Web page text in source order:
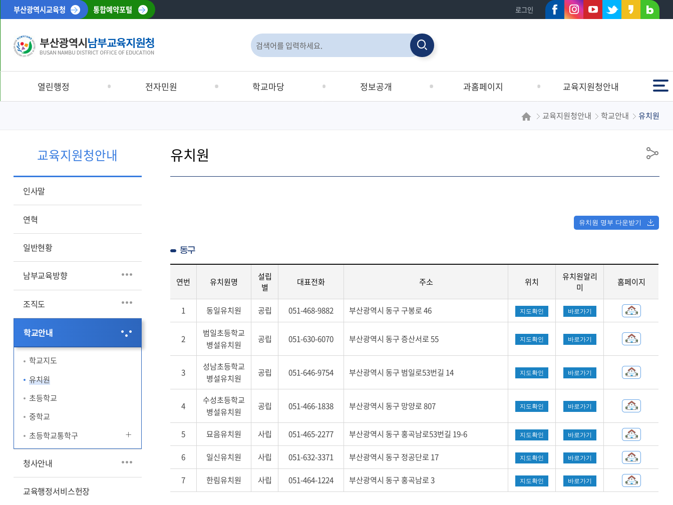
부산광역시교육청 통합예약포털 로그인
페이
인스
유튜
트위
카카
네이
검
색
창
통
합
검
색
검
색
열린행정
공시송달공고
교육법령
전자민원 학교마당 정보공개 과홈페이지 교육지원청안내
인사말
전체메뉴
교육지원청안내
인사말
연혁
일반현황
남부교육방향
조직도
학교안내
학교지도
유치원
초등학교
중학교
초등학교통학구
청사안내
교육행정서비스헌장
유치원
교육지원청안내 학교안내 유치원
공
유치원 명부 다운받기
동구
안
구
번,
원
설
별,
표
연번 유치원명
설립
별
대표전화 주소 위치
유치원알리
미
홈페이지
1 동일유치원 공립 051-468-9882 부산광역시 동구 구봉로 46 지도확인 바로가기
2
범일초등학교
병설유치원
공립 051-630-6070 부산광역시 동구 증산서로 55 지도확인 바로가기
3
성남초등학교
병설유치원
공립 051-646-9754 부산광역시 동구 범일로53번길 14 지도확인 바로가기
4
수성초등학교
병설유치원
공립 051-466-1838 부산광역시 동구 망양로 807 지도확인 바로가기
5 묘음유치원 사립 051-465-2277 부산광역시 동구 홍곡남로53번길 19-6 지도확인 바로가기
6 일신유치원 사립 051-632-3371 부산광역시 동구 정공단로 17 지도확인 바로가기
7 한림유치원 사립 051-464-1224 부산광역시 동구 홍곡남로 3 지도확인 바로가기